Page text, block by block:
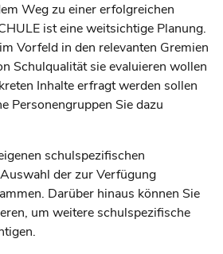
Weg zu einer erfolgreichen
ist eine weitsichtige Planung.
Vorfeld in den relevanten Gremien
Schulqualität sie evaluieren wollen
Inhalte erfragt werden sollen
Personengruppen Sie dazu
schulspezifischen
der zur Verfügung
Darüber hinaus können Sie
um weitere schulspezifische